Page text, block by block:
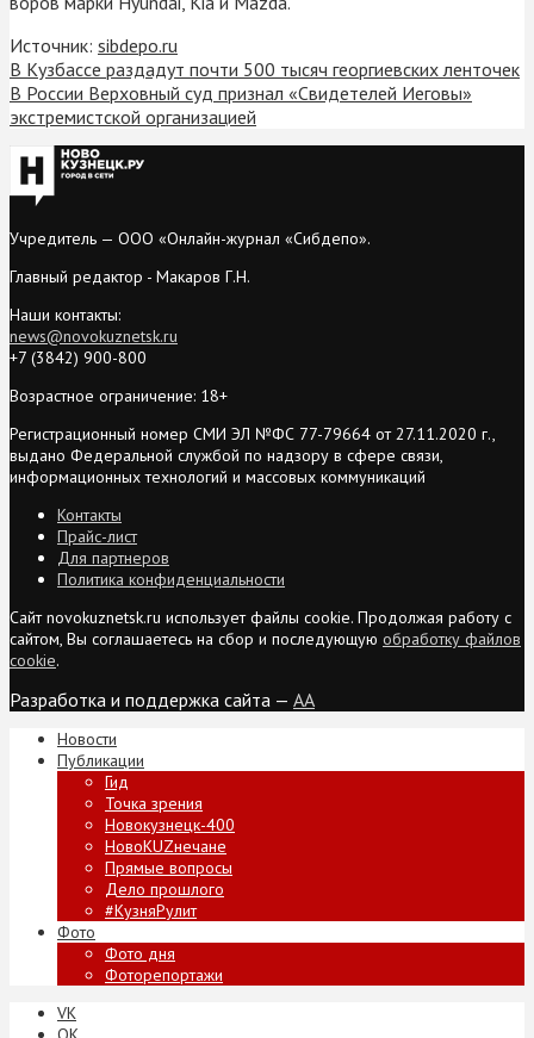
Источник: sibdepo.ru
В Кузбассе раздадут почти 500 тысяч георгиевских ленточек
В России Верховный суд признал «Свидетелей Иеговы»
экстремистcкой организацией
Учредитель — ООО «Онлайн-журнал «Сибдепо».
Главный редактор - Макаров Г.Н.
Наши контакты:
news@novokuznetsk.ru
+7 (3842) 900-800
Возрастное ограничение: 18+
Регистрационный номер СМИ ЭЛ №ФС 77-79664 от 27.11.2020 г.,
выдано Федеральной службой по надзору в сфере связи,
информационных технологий и массовых коммуникаций
Контакты
Прайс-лист
Для партнеров
Политика конфиденциальности
Сайт novokuznetsk.ru использует файлы cookie. Продолжая работу с
сайтом, Вы соглашаетесь на сбор и последующую обработку файлов
cookie.
Разработка и поддержка сайта — AA
Новости
Публикации
Гид
Точка зрения
Новокузнецк-400
НовоKUZнечане
Прямые вопросы
Дело прошлого
#КузняРулит
Фото
Фото дня
Фоторепортажи
VK